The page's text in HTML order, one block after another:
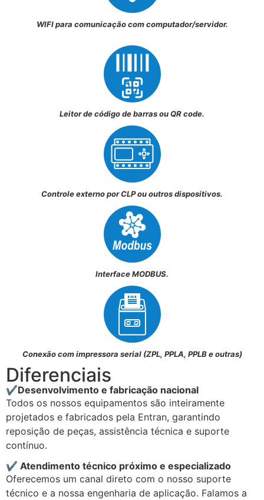
WIFI para comunicação com computador/servidor.
Leitor de código de barras ou QR code.
Controle externo por CLP ou outros dispositivos.
Interface MODBUS.
Conexão com impressora serial (ZPL, PPLA, PPLB e outras)
Diferenciais
✔Desenvolvimento e fabricação nacional
Todos os nossos equipamentos são inteiramente
projetados e fabricados pela Entran, garantindo
reposição de peças, assistência técnica e suporte
contínuo.
✔ Atendimento técnico próximo e especializado
Oferecemos um canal direto com o nosso suporte
técnico e a nossa engenharia de aplicação. Falamos a